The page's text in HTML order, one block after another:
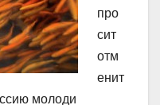
про
сит
отм
енит
молоди